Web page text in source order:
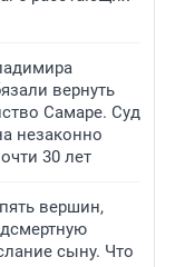
вернуть
Самаре. Суд
незаконно
30 лет
вершин,
сыну. Что